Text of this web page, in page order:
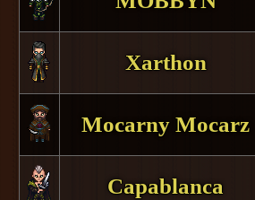
Xarthon
Mocarny Mocarz
Capablanca